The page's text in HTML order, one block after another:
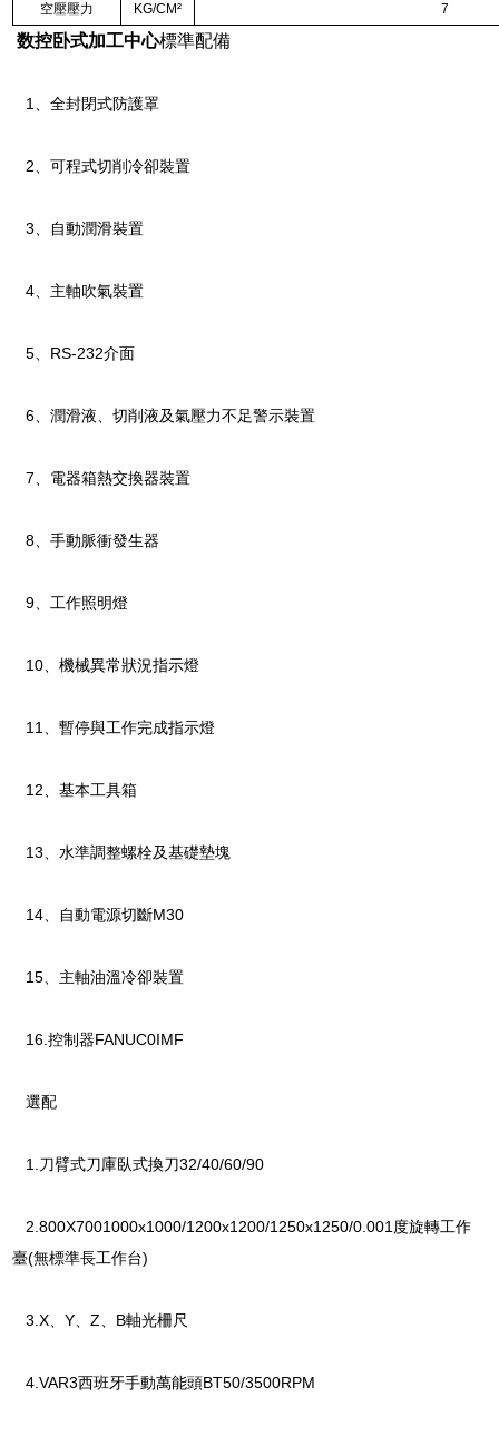
空壓壓力 KG/CM² 7
数控卧式加工中心標準配備
1、全封閉式防護罩
2、可程式切削冷卻裝置
3、自動潤滑裝置
4、主軸吹氣裝置
5、RS-232介面
6、潤滑液、切削液及氣壓力不足警示裝置
7、電器箱熱交換器裝置
8、手動脈衝發生器
9、工作照明燈
10、機械異常狀況指示燈
11、暫停與工作完成指示燈
12、基本工具箱
13、水準調整螺栓及基礎墊塊
14、自動電源切斷M30
15、主軸油溫冷卻裝置
16.控制器FANUC0IMF
選配
1.刀臂式刀庫臥式換刀32/40/60/90
2.800X7001000x1000/1200x1200/1250x1250/0.001度旋轉工作
臺(無標準長工作台)
3.X、Y、Z、B軸光柵尺
4.VAR3西班牙手動萬能頭BT50/3500RPM